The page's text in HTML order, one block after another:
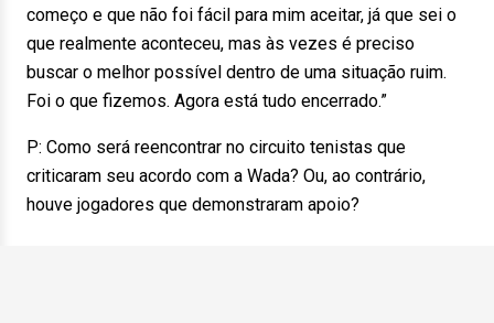
começo e que não foi fácil para mim aceitar, já que sei o
que realmente aconteceu, mas às vezes é preciso
buscar o melhor possível dentro de uma situação ruim.
Foi o que fizemos. Agora está tudo encerrado.”
P: Como será reencontrar no circuito tenistas que
criticaram seu acordo com a Wada? Ou, ao contrário,
houve jogadores que demonstraram apoio?